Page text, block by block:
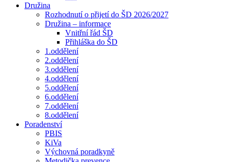
Družina
Rozhodnutí o přijetí do ŠD 2026/2027
Družina – informace
Vnitřní řád ŠD
Přihláška do ŠD
1.oddělení
2.oddělení
3.oddělení
4.oddělení
5.oddělení
6.oddělení
7.oddělení
8.oddělení
Poradenství
PBIS
KiVa
Výchovná poradkyně